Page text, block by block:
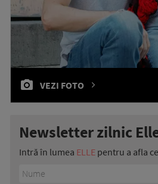
VEZI FOTO
Newsletter zilnic
Intră în lumea ELLE pentru a afla